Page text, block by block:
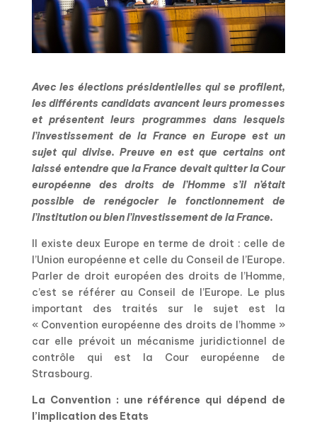
Avec les élections présidentielles qui se profilent,
les différents candidats avancent leurs promesses
et présentent leurs programmes dans lesquels
l’investissement de la France en Europe est un
sujet qui divise. Preuve en est que certains ont
laissé entendre que la France devait quitter la Cour
européenne des droits de l’Homme s’il n’était
possible de renégocier le fonctionnement de
l’institution ou bien l’investissement de la France.
Il existe deux Europe en terme de droit : celle de
l’Union européenne et celle du Conseil de l’Europe.
Parler de droit européen des droits de l’Homme,
c’est se référer au Conseil de l’Europe. Le plus
important des traités sur le sujet est la
« Convention européenne des droits de l’homme »
car elle prévoit un mécanisme juridictionnel de
contrôle qui est la Cour européenne de
Strasbourg.
La Convention : une référence qui dépend de
l’implication des Etats